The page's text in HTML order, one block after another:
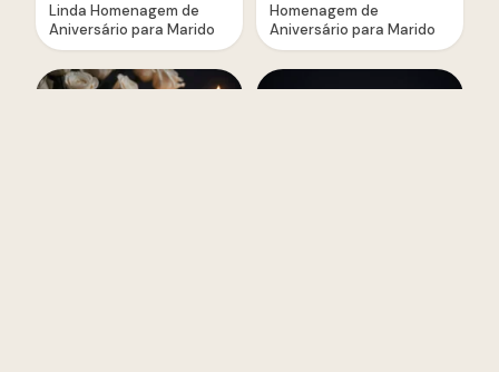
Linda Homenagem de
Aniversário para Marido
Homenagem de
Aniversário para Marido